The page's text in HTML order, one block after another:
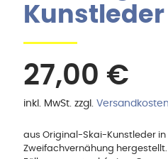
Kunstleder
27,00 €
inkl. MwSt. zzgl. Versandkosten
aus Original-Skai-Kunstleder
Zweifachvernähung hergestellt.